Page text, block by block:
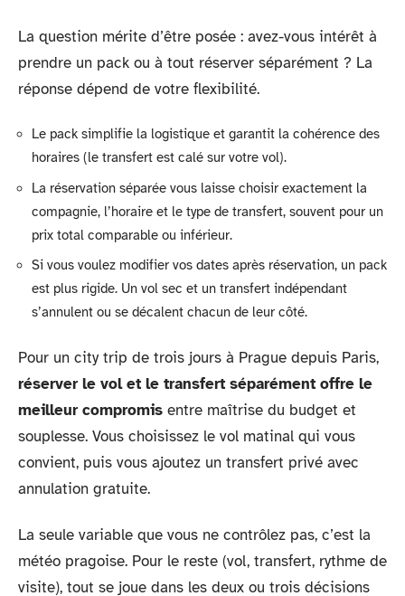
La question mérite d’être posée : avez-vous intérêt à
prendre un pack ou à tout réserver séparément ? La
réponse dépend de votre flexibilité.
Le pack simplifie la logistique et garantit la cohérence des
horaires (le transfert est calé sur votre vol).
La réservation séparée vous laisse choisir exactement la
compagnie, l’horaire et le type de transfert, souvent pour un
prix total comparable ou inférieur.
Si vous voulez modifier vos dates après réservation, un pack
est plus rigide. Un vol sec et un transfert indépendant
s’annulent ou se décalent chacun de leur côté.
Pour un city trip de trois jours à Prague depuis Paris,
réserver le vol et le transfert séparément offre le
meilleur compromis entre maîtrise du budget et
souplesse. Vous choisissez le vol matinal qui vous
convient, puis vous ajoutez un transfert privé avec
annulation gratuite.
La seule variable que vous ne contrôlez pas, c’est la
météo pragoise. Pour le reste (vol, transfert, rythme de
visite), tout se joue dans les deux ou trois décisions